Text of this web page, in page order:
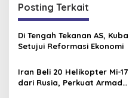
a
s
i
o
Posting Terkait
Di Tengah Tekanan AS, Kuba
Setujui Reformasi Ekonomi
Iran Beli 20 Helikopter Mi-17
dari Rusia, Perkuat Armada